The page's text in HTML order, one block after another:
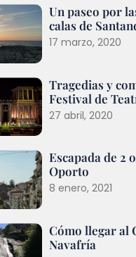
Un paseo por
calas de
17 marzo, 2020
Tragedias y
Festival de
27 abril, 2020
Escapada de 2
Oporto
8 enero, 2021
Cómo llegar al
Navafría